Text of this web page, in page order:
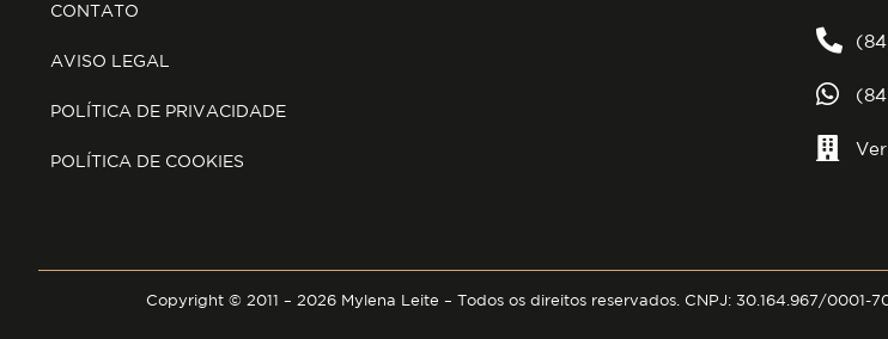
CONTATO
AVISO LEGAL
POLÍTICA DE PRIVACIDADE
POLÍTICA DE COOKIES
Copyright © 2011 – 2026 Mylena Leite – Todos os direitos reservados. CNPJ: 30.164.967/0001-